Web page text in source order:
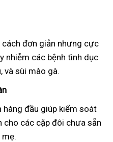
đơn giản nhưng cực
nhiễm các bệnh tình dục
và sùi mào gà.
hàng đầu giúp kiểm soát
cho các cặp đôi chưa sẵn